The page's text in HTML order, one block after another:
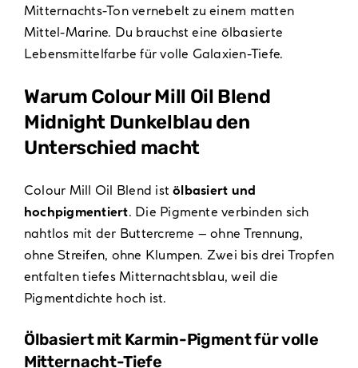
Mitternachts-Ton vernebelt zu einem matten
Mittel-Marine. Du brauchst eine ölbasierte
Lebensmittelfarbe für volle Galaxien-Tiefe.
Warum Colour Mill Oil Blend
Midnight Dunkelblau den
Unterschied macht
Colour Mill Oil Blend istölbasiert und
hochpigmentiert. Die Pigmente verbinden sich
nahtlos mit der Buttercreme – ohne Trennung,
ohne Streifen, ohne Klumpen. Zwei bis drei Tropfen
entfalten tiefes Mitternachtsblau, weil die
Pigmentdichte hoch ist.
Ölbasiert mit Karmin-Pigment für volle
Mitternacht-Tiefe